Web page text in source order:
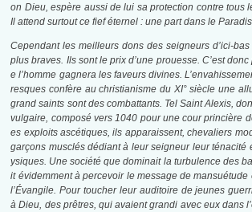
on Dieu, espère aussi de lui sa protection contre tous
Il attend surtout ce fief éternel : une part dans le
Cependant les meilleurs dons des seigneurs d’ici-
plus braves. Ils sont le prix d’une prouesse. C’est
e l’homme gagnera les faveurs divines.
resques confère au christianisme du XI° siècle une
grand saints sont des combattants. Tel Saint Alexis,
vulgaire, composé vers 1040 pour une cour princière
es exploits ascétiques, ils apparaissent, chevaliers
garçons musclés dédiant à leur seigneur leur ténacité
ysiques. Une société que dominait la turbulence des
it évidemment à percevoir le message de mansuétude
l’Évangile. Pour toucher leur auditoire de jeunes
à Dieu, des prêtres, qui avaient grandi avec eux dans